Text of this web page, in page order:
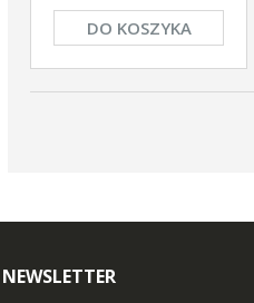
DO KOSZYKA
NEWSLETTER